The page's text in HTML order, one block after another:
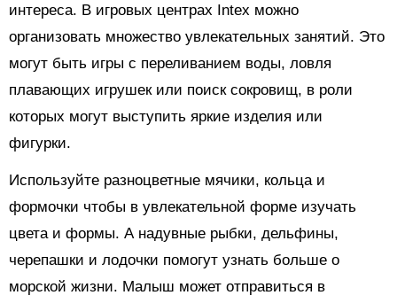
интереса. В игровых центрах Intex можно
организовать множество увлекательных занятий. Это
могут быть игры с переливанием воды, ловля
плавающих игрушек или поиск сокровищ, в роли
которых могут выступить яркие изделия или
фигурки.
Используйте разноцветные мячики, кольца и
формочки чтобы в увлекательной форме изучать
цвета и формы. А надувные рыбки, дельфины,
черепашки и лодочки помогут узнать больше о
морской жизни. Малыш может отправиться в